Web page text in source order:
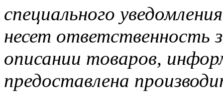
специального
несет ответственность
описании товаров,
предоставлена